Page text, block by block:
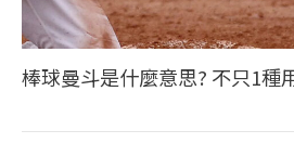
棒球曼斗是什麼意思? 不只1種